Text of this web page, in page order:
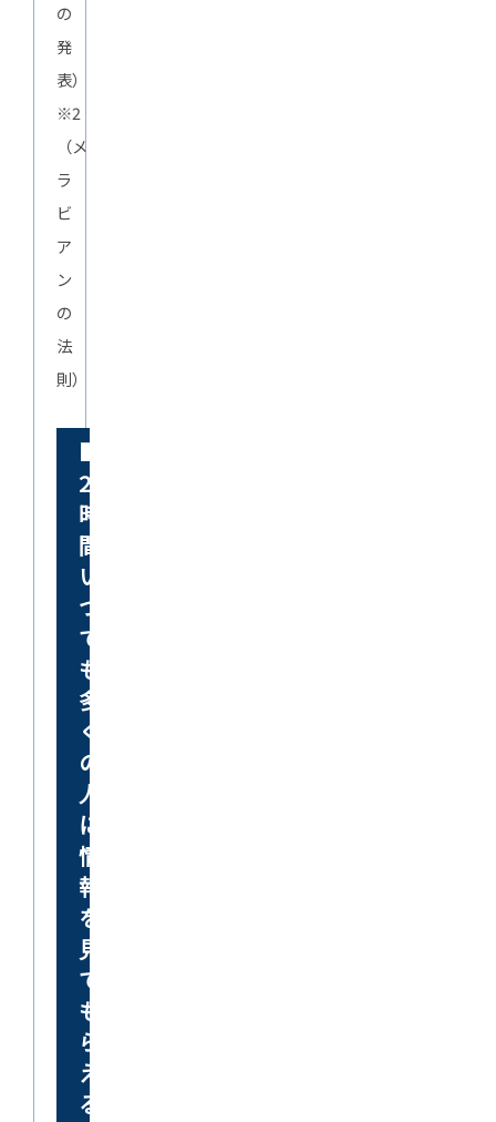
の
発
表）
※2
（メ
ラ
ビ
ア
ン
の
法
則）
■
24
時
間、
い
つ
で
も
多
く
の
人
に
情
報
を
見
て
も
ら
え
る